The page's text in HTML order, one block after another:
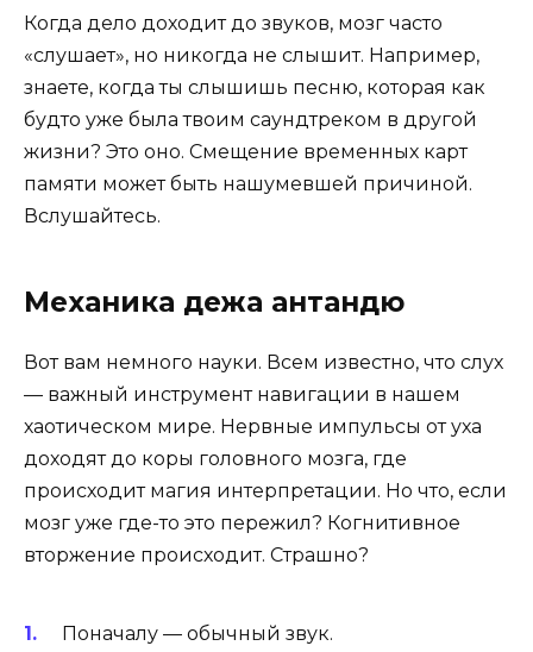
Когда дело доходит до звуков, мозг часто
«слушает», но никогда не слышит. Например,
знаете, когда ты слышишь песню, которая как
будто уже была твоим саундтреком в другой
жизни? Это оно. Смещение временных карт
памяти может быть нашумевшей причиной.
Вслушайтесь.
Механика дежа антандю
Вот вам немного науки. Всем известно, что слух
— важный инструмент навигации в нашем
хаотическом мире. Нервные импульсы от уха
доходят до коры головного мозга, где
происходит магия интерпретации. Но что, если
мозг уже где-то это пережил? Когнитивное
вторжение происходит. Страшно?
Поначалу — обычный звук.